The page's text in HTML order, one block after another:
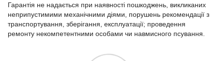
Гарантія не надається при наявності пошкоджень, викликаних
неприпустимими механічними діями, порушень рекомендації з
транспортування, зберігання, експлуатації; проведення
ремонту некомпетентними особами чи навмисного псування.